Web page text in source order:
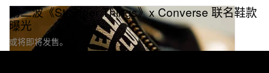
第二波《Stranger Things》x Converse 联名鞋款
曝光
或将即将发售。